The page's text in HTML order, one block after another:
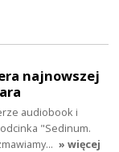
najnowszej
audiobook i
"Sedinum.
» więcej